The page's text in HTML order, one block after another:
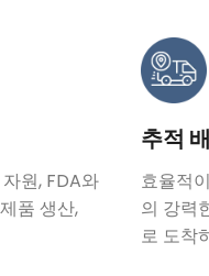
원, FDA와
품 생산,
추적
효율적
의 강력
로 도착